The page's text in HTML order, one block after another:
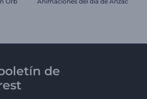
de